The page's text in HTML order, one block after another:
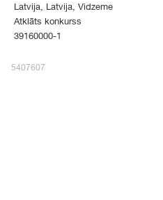
Latvija, Latvija, Vidzeme
Atklāts konkurss
39160000-1
5407607